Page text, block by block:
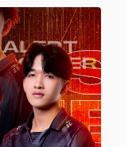
#Xerxia
#FS_aLerT
#ข่าวvalorant
#ข่าวrov
# soop #SOOP